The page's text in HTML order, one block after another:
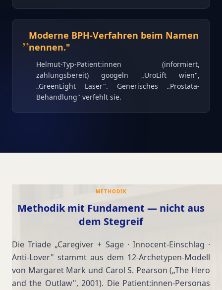
„Moderne BPH-Verfahren beim Namen
nennen."
Helmut-Typ-Patient:innen (informiert,
zahlungsbereit) googeln „UroLift wien",
„GreenLight Laser". Generisches „Prostata-
Behandlung" verfehlt sie.
METHODIK
Methodik mit Fundament — nicht aus
dem Stegreif
Die Triade „Caregiver + Sage · Innocent-Einschlag ·
Anti-Lover" stammt aus dem 12-Archetypen-Modell
von Margaret Mark und Carol S. Pearson („The Hero
and the Outlaw", 2001). Die Patient:innen-Personas